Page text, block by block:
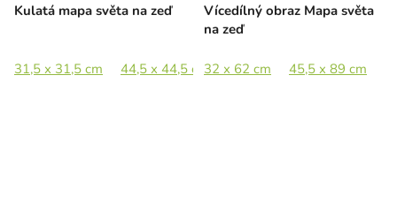
Kulatá mapa světa na zeď
31,5 x 31,5 cm 44,5 x 44,5 cm 65 x 65 cm 89 x 89 cm
Vícedílný obraz Mapa světa
na zeď
32 x 62 cm 45,5 x 89 cm